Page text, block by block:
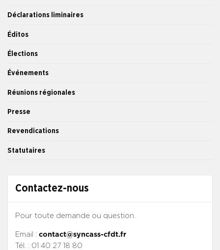
Déclarations liminaires
Éditos
Élections
Événements
Réunions régionales
Presse
Revendications
Statutaires
Contactez-nous
Pour toute demande ou question.
Email : contact@syncass-cfdt.fr
Tél. : 01 40 27 18 80